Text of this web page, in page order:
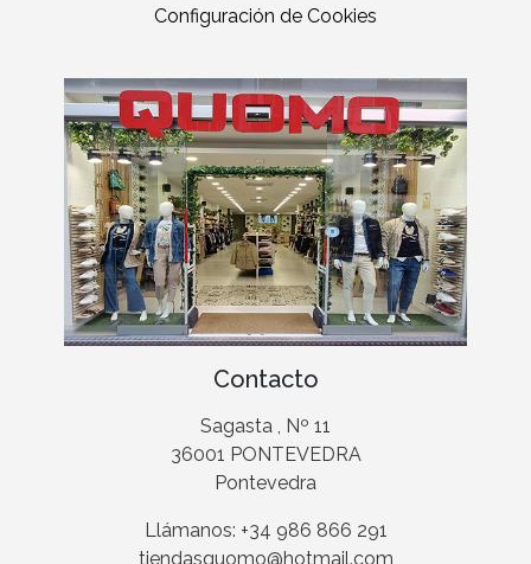
Configuración de Cookies
Contacto
Sagasta , Nº 11
36001 PONTEVEDRA
Pontevedra
Llámanos: +34 986 866 291
tiendasquomo@hotmail.com